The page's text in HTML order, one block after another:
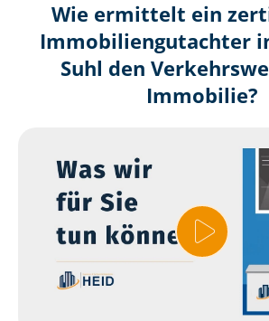
Wie ermittelt ein
Immobilien­gutachter
Suhl den
Immobilie?